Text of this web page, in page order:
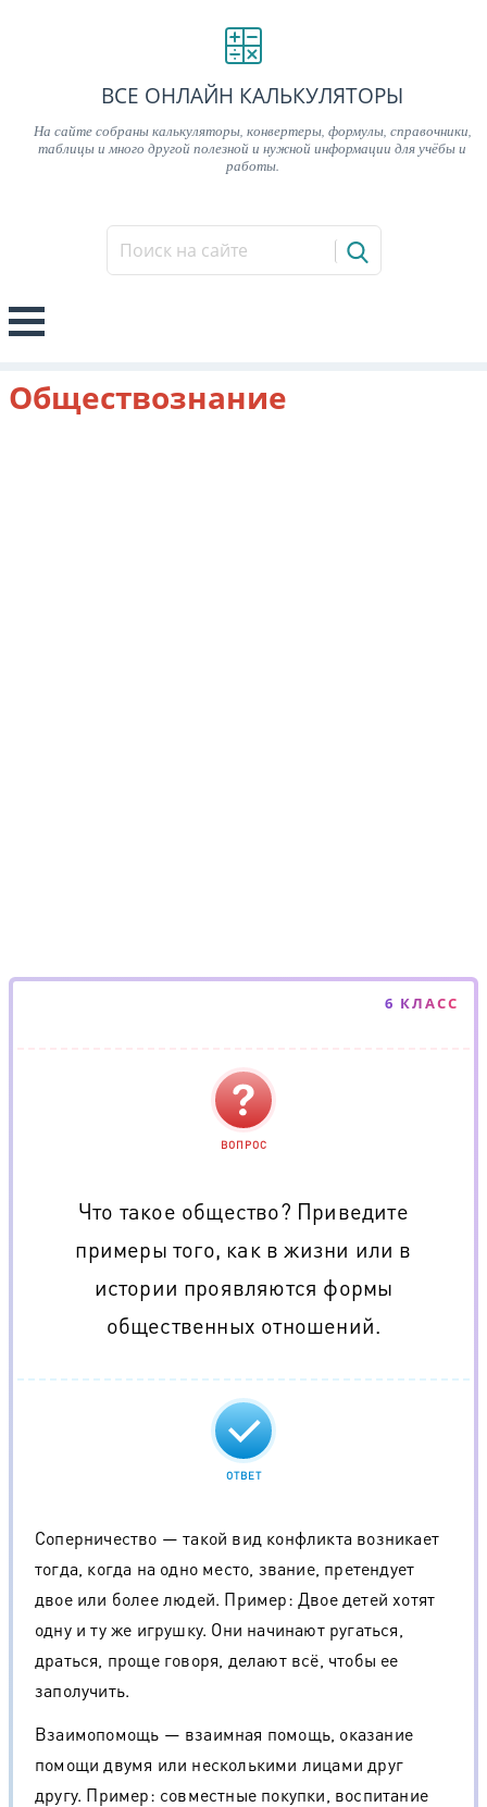
ВСЕ ОНЛАЙН КАЛЬКУЛЯТОРЫ
На сайте собраны калькуляторы, конвертеры, формулы, справочники,
таблицы и много другой полезной и нужной информации для учёбы и
работы.
Обществознание
6 КЛАСС
ВОПРОС
Что такое общество? Приведите
примеры того, как в жизни или в
истории проявляются формы
общественных отношений.
ОТВЕТ
Соперничество — такой вид конфликта возникает
тогда, когда на одно место, звание, претендует
двое или более людей. Пример: Двое детей хотят
одну и ту же игрушку. Они начинают ругаться,
драться, проще говоря, делают всё, чтобы ее
заполучить.
Взаимопомощь — взаимная помощь, оказание
помощи двумя или несколькими лицами друг
другу. Пример: совместные покупки, воспитание